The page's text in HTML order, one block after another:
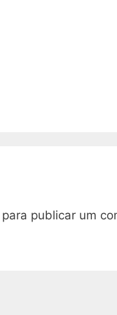
para publicar um